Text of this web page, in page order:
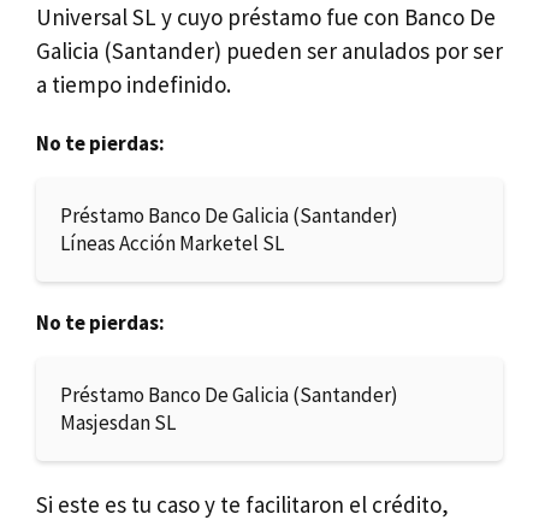
Universal SL y cuyo préstamo fue con Banco De
Galicia (Santander) pueden ser anulados por ser
a tiempo indefinido.
No te pierdas:
Préstamo Banco De Galicia (Santander)
Líneas Acción Marketel SL
No te pierdas:
Préstamo Banco De Galicia (Santander)
Masjesdan SL
Si este es tu caso y te facilitaron el crédito,